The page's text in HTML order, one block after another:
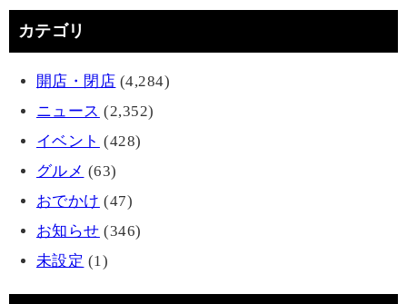
カテゴリ
開店・閉店 (4,284)
ニュース (2,352)
イベント (428)
グルメ (63)
おでかけ (47)
お知らせ (346)
未設定 (1)